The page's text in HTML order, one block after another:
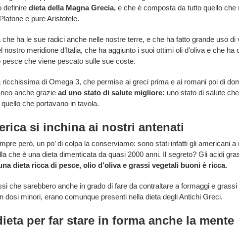
definire dieta della Magna Grecia, e che è composta da tutto quello che
e pure Aristotele.
che ha le sue radici anche nelle nostre terre, e che ha fatto grande uso di
nostro meridione d’Italia, che ha aggiunto i suoi ottimi oli d’oliva e che ha
pesce che viene pescato sulle sue coste.
ricchissima di Omega 3, che permise ai greci prima e ai romani poi di
anche grazie ad uno stato di salute migliore: uno stato di salute
che portavano in tavola.
si inchina ai nostri antenati
però, un po’ di colpa la conserviamo: sono stati infatti gli americani a
che è una dieta dimenticata da quasi 2000 anni. Il segreto? Gli acidi
dieta ricca di pesce, olio d’oliva e grassi vegetali buoni è ricca.
che sarebbero anche in grado di fare da contraltare a formaggi e grassi
dosi minori, erano comunque presenti nella dieta degli Antichi Greci.
per far stare in forma anche la mente